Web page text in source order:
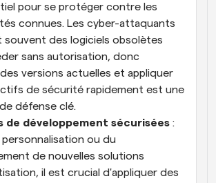
pour se protéger contre les
connues. Les cyber-attaquants
souvent des logiciels obsolètes
sans autorisation, donc
versions actuelles et appliquer
de sécurité rapidement est une
défense clé.
de développement sécurisées :
personnalisation ou du
de nouvelles solutions
il est crucial d'appliquer des